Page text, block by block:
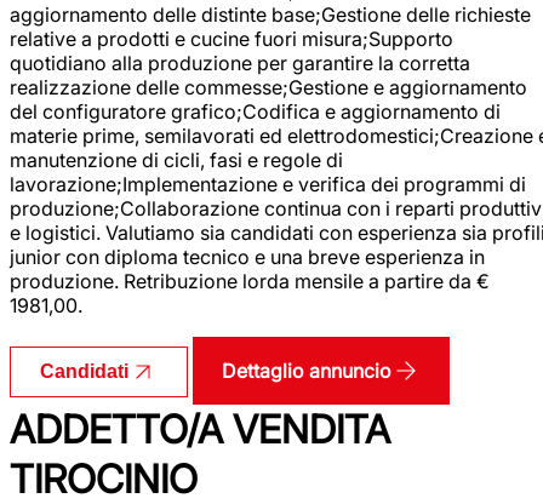
aggiornamento delle distinte base;Gestione delle richieste
relative a prodotti e cucine fuori misura;Supporto
quotidiano alla produzione per garantire la corretta
realizzazione delle commesse;Gestione e aggiornamento
del configuratore grafico;Codifica e aggiornamento di
materie prime, semilavorati ed elettrodomestici;Creazione
manutenzione di cicli, fasi e regole di
lavorazione;Implementazione e verifica dei programmi di
produzione;Collaborazione continua con i reparti
e logistici. Valutiamo sia candidati con esperienza sia
junior con diploma tecnico e una breve esperienza in
produzione. Retribuzione lorda mensile a partire da €
1981,00.
Candidati Dettaglio annuncio
ADDETTO/A VENDITA
TIROCINIO